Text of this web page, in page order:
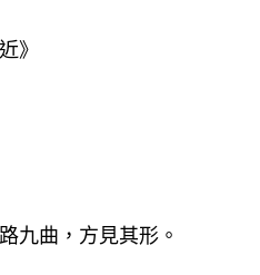
》
九曲，方見其形。